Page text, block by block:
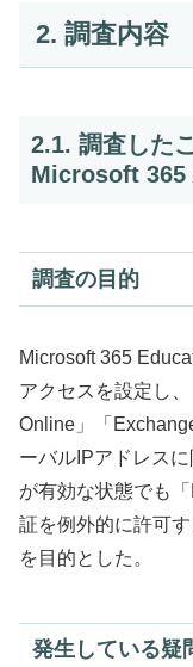
2. 調査内容
2.1. 調査した
Microsoft 365
調査の目的
Microsoft 365
アクセスを設定し
Online」「
ーバルIPアドレス
が有効な状態でも
証を例外的に許可
を目的とした。
発生している疑